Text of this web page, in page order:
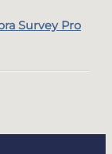
Survey Pro